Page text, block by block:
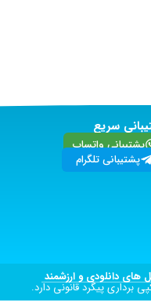
سریع
پشتیبانی واتساپ
پشتیبانی تلگرام
های دانلودی و ارزشمند
پیگرد قانونی دارد.